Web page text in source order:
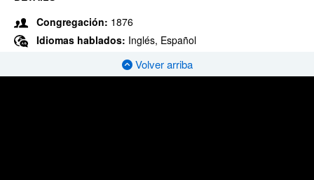
Congregación: 1876
Idiomas hablados: Inglés, Español
Volver arriba